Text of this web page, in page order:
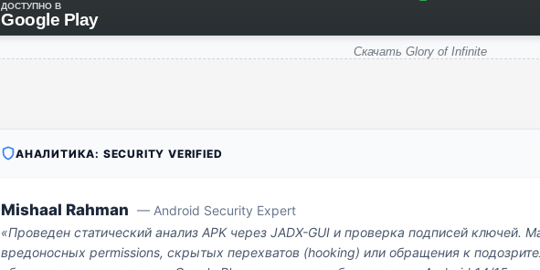
ДОСТУПНО В
Google Play
Скачать Glory of Infinite
АНАЛИТИКА: SECURITY VERIFIED
Mishaal Rahman — Android Security Expert
«Проведен статический анализ APK через JADX-GUI и проверка подписей ключей.
вредоносных permissions, скрытых перехватов (hooking) или обращения к